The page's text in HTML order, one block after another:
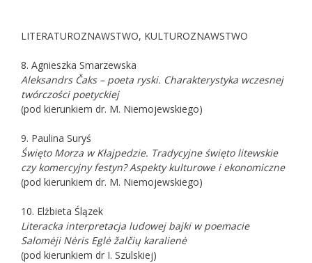
LITERATUROZNAWSTWO, KULTUROZNAWSTWO
8. Agnieszka Smarzewska
Aleksandrs Čaks – poeta ryski. Charakterystyka wczesnej
twórczości poetyckiej
(pod kierunkiem dr. M. Niemojewskiego)
9. Paulina Suryś
Święto Morza w Kłajpedzie. Tradycyjne święto litewskie
czy komercyjny festyn? Aspekty kulturowe i ekonomiczne
(pod kierunkiem dr. M. Niemojewskiego)
10. Elżbieta Ślązek
Literacka interpretacja ludowej bajki w poemacie
Salomėji Nėris Eglė žalčių karalienė
(pod kierunkiem dr I. Szulskiej)